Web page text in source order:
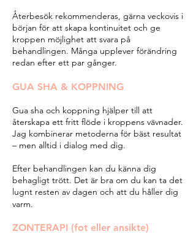
Återbesök rekommenderas, gärna veckovis i
början för att skapa kontinuitet och ge
kroppen möjlighet att svara på
behandlingen. Många upplever förändring
redan efter ett par gånger.
GUA SHA & KOPPNING
Gua sha och koppning hjälper till att
återskapa ett fritt flöde i kroppens vävnader.
Jag kombinerar metoderna för bäst resultat
– men alltid i dialog med dig.
Efter behandlingen kan du känna dig
behagligt trött. Det är bra om du kan ta det
lugnt resten av dagen och att du håller dig
varm.
ZONTERAPI (fot eller ansikte)